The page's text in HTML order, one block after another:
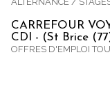
CARREFOUR
CDI - (St Brice
OFFRES D'EMPLOI